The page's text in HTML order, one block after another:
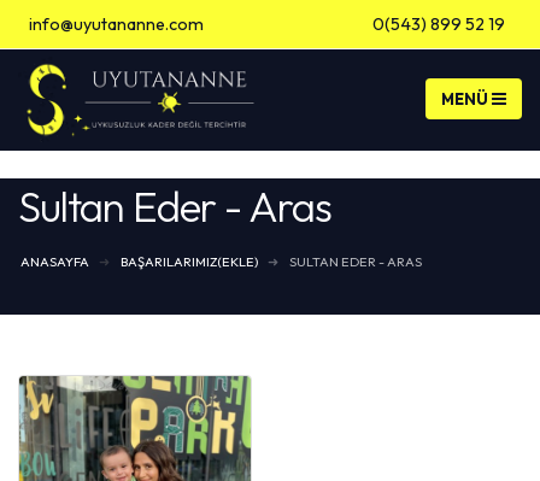
info@uyutananne.com 0(543) 899 52 19
Banka Hesap Bilgileri
Sultan Eder - Aras
ANASAYFA BAŞARILARIMIZ(EKLE) SULTAN EDER - ARAS